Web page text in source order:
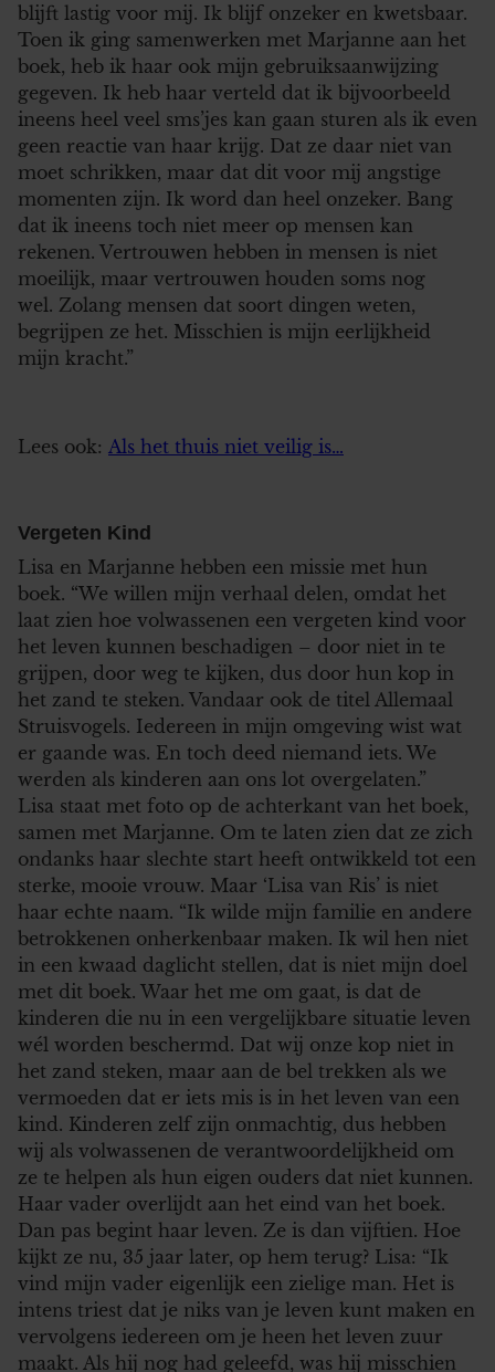
blijft lastig voor mij. Ik blijf onzeker en kwetsbaar.
Toen ik ging samenwerken met Marjanne aan het
boek, heb ik haar ook mijn gebruiksaanwijzing
gegeven. Ik heb haar verteld dat ik bijvoorbeeld
ineens heel veel sms’jes kan gaan sturen als ik even
geen reactie van haar krijg. Dat ze daar niet van
moet schrikken, maar dat dit voor mij angstige
momenten zijn. Ik word dan heel onzeker. Bang
dat ik ineens toch niet meer op mensen kan
rekenen. Vertrouwen hebben in mensen is niet
moeilijk, maar vertrouwen houden soms nog
wel. Zolang mensen dat soort dingen weten,
begrijpen ze het. Misschien is mijn eerlijkheid
mijn kracht.”
Lees ook: Als het thuis niet veilig is…
Vergeten Kind
Lisa en Marjanne hebben een missie met hun
boek. “We willen mijn verhaal delen, omdat het
laat zien hoe volwassenen een vergeten kind voor
het leven kunnen beschadigen – door niet in te
grijpen, door weg te kijken, dus door hun kop in
het zand te steken. Vandaar ook de titel Allemaal
Struisvogels. Iedereen in mijn omgeving wist wat
er gaande was. En toch deed niemand iets. We
werden als kinderen aan ons lot overgelaten.”
Lisa staat met foto op de achterkant van het boek,
samen met Marjanne. Om te laten zien dat ze zich
ondanks haar slechte start heeft ontwikkeld tot een
sterke, mooie vrouw. Maar ‘Lisa van Ris’ is niet
haar echte naam. “Ik wilde mijn familie en andere
betrokkenen onherkenbaar maken. Ik wil hen niet
in een kwaad daglicht stellen, dat is niet mijn doel
met dit boek. Waar het me om gaat, is dat de
kinderen die nu in een vergelijkbare situatie leven
wél worden beschermd. Dat wij onze kop niet in
het zand steken, maar aan de bel trekken als we
vermoeden dat er iets mis is in het leven van een
kind. Kinderen zelf zijn onmachtig, dus hebben
wij als volwassenen de verantwoordelijkheid om
ze te helpen als hun eigen ouders dat niet kunnen.
Haar vader overlijdt aan het eind van het boek.
Dan pas begint haar leven. Ze is dan vijftien. Hoe
kijkt ze nu, 35 jaar later, op hem terug? Lisa: “Ik
vind mijn vader eigenlijk een zielige man. Het is
intens triest dat je niks van je leven kunt maken en
vervolgens iedereen om je heen het leven zuur
maakt. Als hij nog had geleefd, was hij misschien